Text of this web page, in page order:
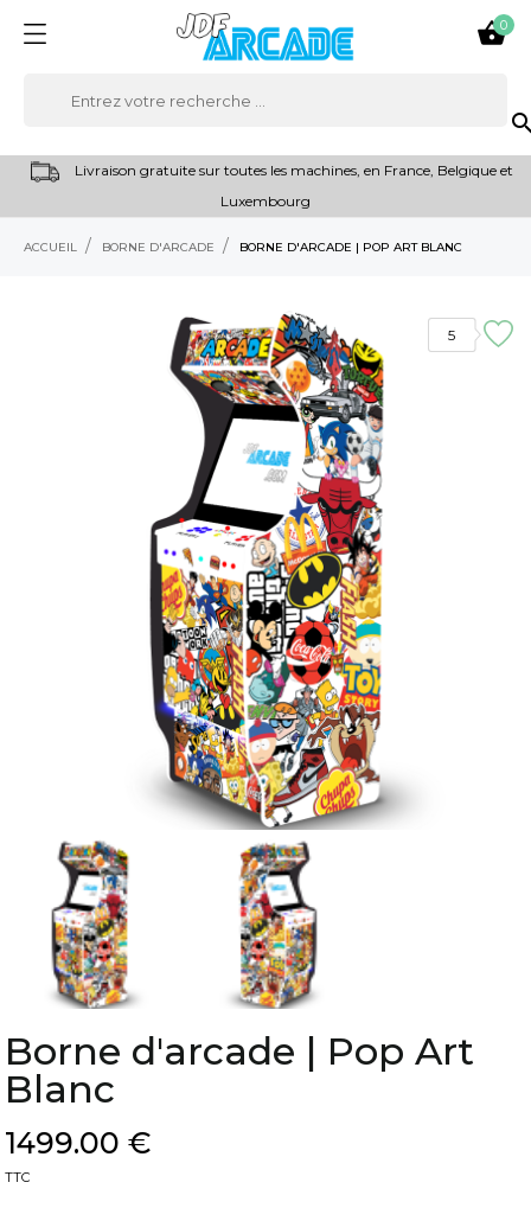

0
Livraison gratuite sur toutes les machines, en France, Belgique et
Luxembourg
ACCUEIL BORNE D'ARCADE BORNE D'ARCADE | POP ART BLANC
5
Borne d'arcade | Pop Art
Blanc
1499.00 €
TTC